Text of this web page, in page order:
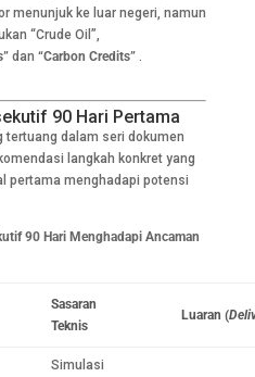
menunjuk ke luar negeri, namun
“Crude Oil”,
dan “Carbon Credits”.
90 Hari Pertama
tertuang dalam seri dokumen
langkah konkret yang
pertama menghadapi potensi
90 Hari Menghadapi Ancaman
Sasaran
Teknis
Luaran (
Simulasi